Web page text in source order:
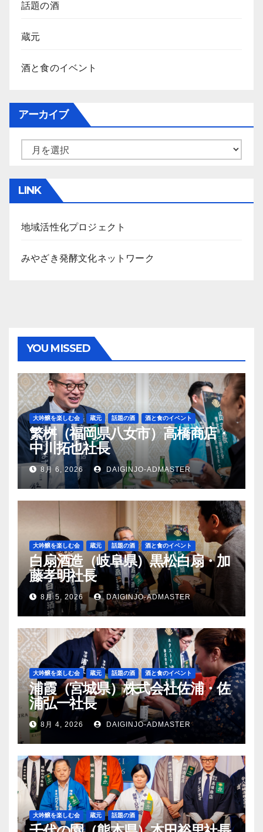
話題の酒
蔵元
酒と食のイベント
アーカイブ
LINK
地域活性化プロジェクト
みやざき発酵文化ネットワーク
YOU MISSED
大吟醸を楽しむ会 蔵元 話題の酒 酒と食のイベント
繁桝（福岡県八女市）高橋商店・
中川拓也社長
8月 6, 2026 DAIGINJO-ADMASTER
大吟醸を楽しむ会 蔵元 話題の酒 酒と食のイベント
白扇酒造（岐阜県）黒松白扇・加
藤孝明社長
8月 5, 2026 DAIGINJO-ADMASTER
大吟醸を楽しむ会 蔵元 話題の酒 酒と食のイベント
浦霞（宮城県）株式会社佐浦・佐
浦弘一社長
8月 4, 2026 DAIGINJO-ADMASTER
大吟醸を楽しむ会 蔵元 話題の酒